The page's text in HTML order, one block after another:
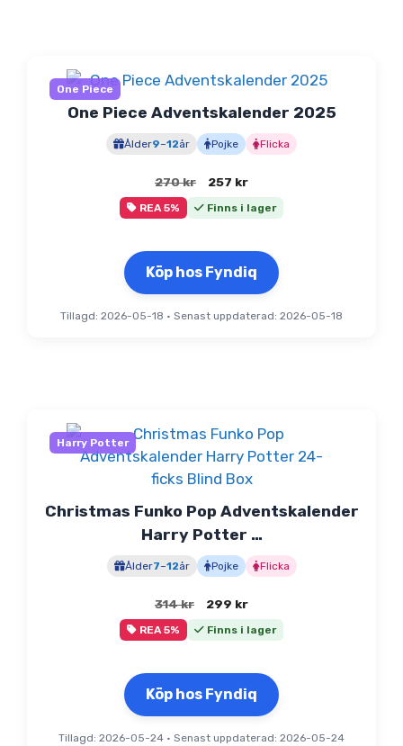
One Piece
One Piece Adventskalender 2025
Ålder9–12år Pojke Flicka
270kr
Det
ursprungliga
priset
270 kr.
257 krDet
nuvarande
priset
257 kr.
REA 5% Finns i lager
Köp hos Fyndiq
Tillagd: 2026-05-18 • Senast uppdaterad: 2026-05-18
Harry Potter
Christmas Funko Pop Adventskalender
Harry Potter …
Ålder7–12år Pojke Flicka
314kr
Det
ursprungliga
priset
314 kr.
299 krDet
nuvarande
priset
299 kr.
REA 5% Finns i lager
Köp hos Fyndiq
Tillagd: 2026-05-24 • Senast uppdaterad: 2026-05-24